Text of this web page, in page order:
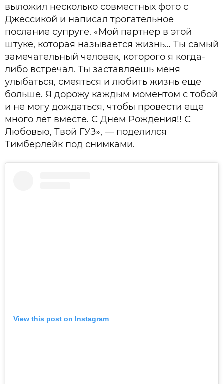
выложил несколько совместных фото с
Джессикой и написал трогательное
послание супруге. «Мой партнер в этой
штуке, которая называется жизнь… Ты самый
замечательный человек, которого я когда-
либо встречал. Ты заставляешь меня
улыбаться, смеяться и любить жизнь еще
больше. Я дорожу каждым моментом с тобой
и не могу дождаться, чтобы провести еще
много лет вместе. С Днем Рождения!! С
Любовью, Твой ГУЗ», — поделился
Тимберлейк под снимками.
View this post on Instagram